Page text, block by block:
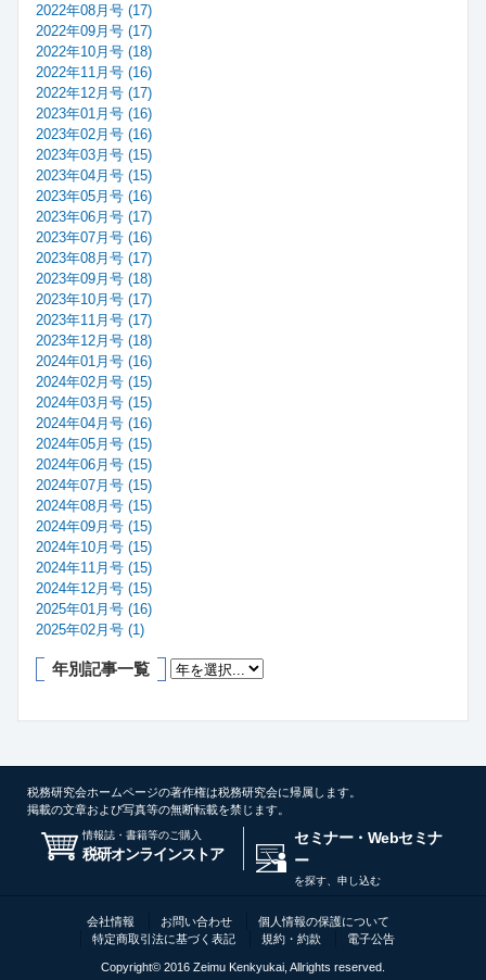
2022年08月号 (17)
2022年09月号 (17)
2022年10月号 (18)
2022年11月号 (16)
2022年12月号 (17)
2023年01月号 (16)
2023年02月号 (16)
2023年03月号 (15)
2023年04月号 (15)
2023年05月号 (16)
2023年06月号 (17)
2023年07月号 (16)
2023年08月号 (17)
2023年09月号 (18)
2023年10月号 (17)
2023年11月号 (17)
2023年12月号 (18)
2024年01月号 (16)
2024年02月号 (15)
2024年03月号 (15)
2024年04月号 (16)
2024年05月号 (15)
2024年06月号 (15)
2024年07月号 (15)
2024年08月号 (15)
2024年09月号 (15)
2024年10月号 (15)
2024年11月号 (15)
2024年12月号 (15)
2025年01月号 (16)
2025年02月号 (1)
年別記事一覧
税務研究会ホームページの著作権は税務研究会に帰属します。
掲載の文章および写真等の無断転載を禁じます。
情報誌・書籍等のご購入
税研オンラインストア
セミナー・Webセミナ
ー
を探す、申し込む
会社情報 お問い合わせ
個人情報の保護について
特定商取引法に基づく表記
規約・約款 電子公告
Copyright© 2016 Zeimu Kenkyukai, Allrights reserved.